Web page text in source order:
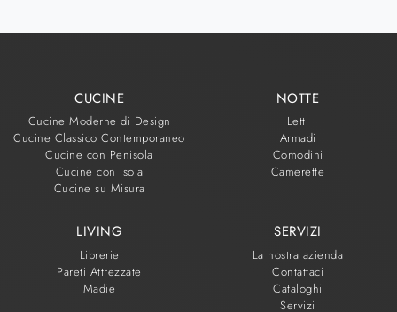
CUCINE
Cucine Moderne di Design
Cucine Classico Contemporaneo
Cucine con Penisola
Cucine con Isola
Cucine su Misura
NOTTE
Letti
Armadi
Comodini
Camerette
LIVING
Librerie
Pareti Attrezzate
Madie
SERVIZI
La nostra azienda
Contattaci
Cataloghi
Servizi